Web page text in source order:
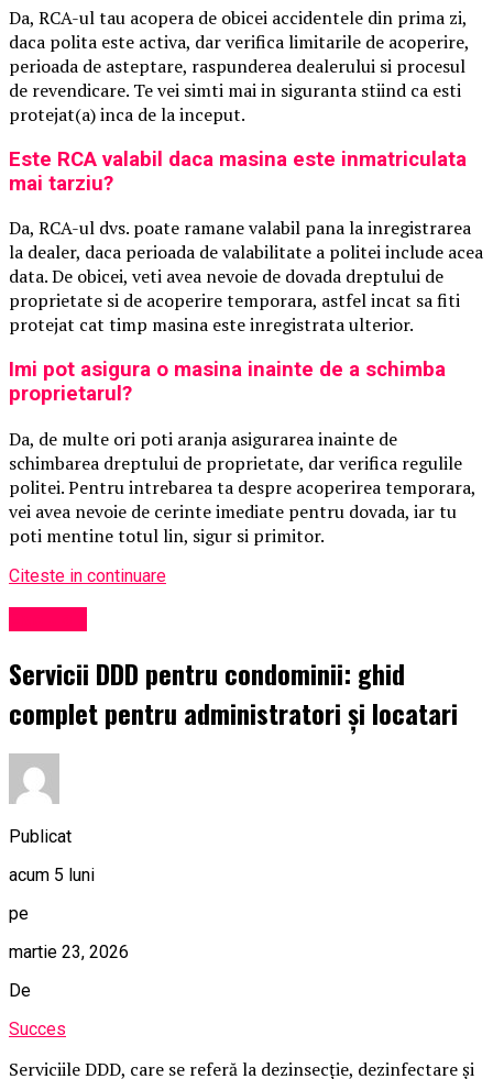
Da, RCA-ul tau acopera de obicei accidentele din prima zi,
daca polita este activa, dar verifica limitarile de acoperire,
perioada de asteptare, raspunderea dealerului si procesul
de revendicare. Te vei simti mai in siguranta stiind ca esti
protejat(a) inca de la inceput.
Este RCA valabil daca masina este inmatriculata
mai tarziu?
Da, RCA-ul dvs. poate ramane valabil pana la inregistrarea
la dealer, daca perioada de valabilitate a politei include acea
data. De obicei, veti avea nevoie de dovada dreptului de
proprietate si de acoperire temporara, astfel incat sa fiti
protejat cat timp masina este inregistrata ulterior.
Imi pot asigura o masina inainte de a schimba
proprietarul?
Da, de multe ori poti aranja asigurarea inainte de
schimbarea dreptului de proprietate, dar verifica regulile
politei. Pentru intrebarea ta despre acoperirea temporara,
vei avea nevoie de cerinte imediate pentru dovada, iar tu
poti mentine totul lin, sigur si primitor.
Citeste in continuare
Servicii DDD pentru condominii: ghid
complet pentru administratori și locatari
Publicat
acum 5 luni
pe
martie 23, 2026
De
Succes
Serviciile DDD, care se referă la dezinsecție, dezinfectare și